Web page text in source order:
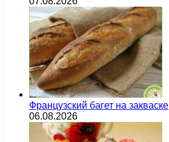
Французский багет на закваске
06.08.2026